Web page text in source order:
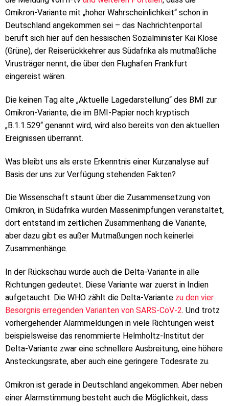
Omikron-Variante mit „hoher Wahrscheinlichkeit“ schon in
Deutschland angekommen sei – das Nachrichtenportal
beruft sich hier auf den hessischen Sozialminister Kai Klose
(Grüne), der Reiserückkehrer aus Südafrika als mutmaßliche
Virusträger nennt, die über den Flughafen Frankfurt
eingereist wären.
Die keinen Tag alte „Aktuelle Lagedarstellung“ des BMI zur
Omikron-Variante, die im BMI-Papier noch kryptisch
„B.1.1.529“ genannt wird, wird also bereits von den aktuellen
Ereignissen überrannt.
Was bleibt uns als erste Erkenntnis einer Kurzanalyse auf
Basis der uns zur Verfügung stehenden Fakten?
Die Wissenschaft staunt über die Zusammensetzung von
Omikron, in Südafrika wurden Massenimpfungen veranstaltet,
dort entstand im zeitlichen Zusammenhang die Variante,
aber dazu gibt es außer Mutmaßungen noch keinerlei
Zusammenhänge.
In der Rückschau wurde auch die Delta-Variante in alle
Richtungen gedeutet. Diese Variante war zuerst in Indien
aufgetaucht. Die WHO zählt die Delta-Variante zu den vier
Besorgnis erregenden Varianten von SARS-CoV-2. Und trotz
vorhergehender Alarmmeldungen in viele Richtungen weist
beispielsweise das renommierte Helmholtz-Institut der
Delta-Variante zwar eine schnellere Ausbreitung, eine höhere
Ansteckungsrate, aber auch eine geringere Todesrate zu.
Omikron ist gerade in Deutschland angekommen. Aber neben
einer Alarmstimmung besteht auch die Möglichkeit, dass